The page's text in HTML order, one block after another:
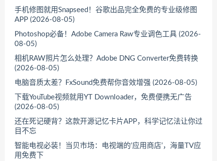
手机修图就用Snapseed！谷歌出品完全免费的专业级修图
APP (2026-08-05)
Photoshop必备！Adobe Camera Raw专业调色工具 (2026-
08-05)
相机RAW照片怎么处理？Adobe DNG Converter免费转换
(2026-08-05)
电脑音质太差？FxSound免费帮你音效增强 (2026-08-05)
下载YouTube视频就用YT Downloader，免费便携无广告
(2026-08-05)
还在死记硬背？这款开源记忆卡片APP，科学记忆法让你过
目不忘
智能电视必装！当贝市场：电视端的’应用商店’，海量TV应
用免费下